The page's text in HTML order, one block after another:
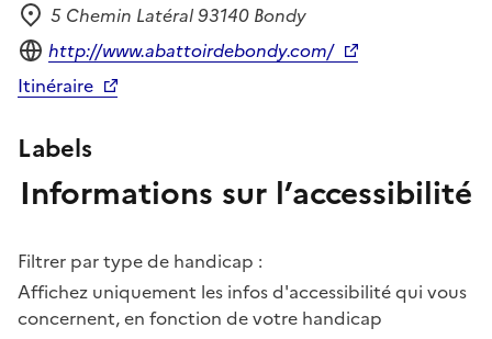
Adresse
5 Chemin Latéral 93140 Bondy
Site internet
http://www.abattoirdebondy.com/
Itinéraire
Labels
Informations sur l’accessibilité
Filtrer par type de handicap :
Affichez uniquement les infos d'accessibilité qui vous
concernent, en fonction de votre handicap